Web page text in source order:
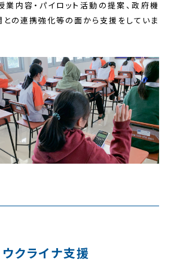
内容・パイロット活動の提案、政府機
の連携強化等の面から支援をしていま
ウクライナ支援